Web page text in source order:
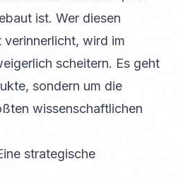
ist. Wer diesen
wird im
scheitern. Es geht
sondern um die
wissenschaftlichen
strategische